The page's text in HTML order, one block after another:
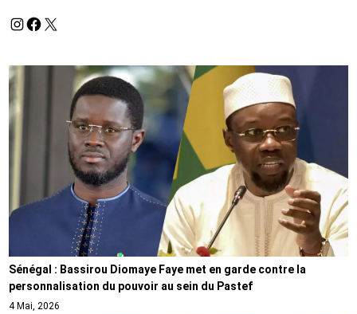
Sénégal : Bassirou Diomaye Faye met en garde contre la
personnalisation du pouvoir au sein du Pastef
4 Mai, 2026